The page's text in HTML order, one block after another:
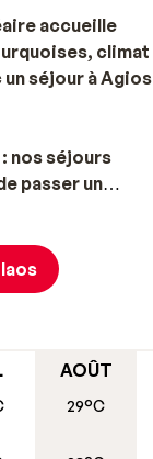
accueille
climat
séjour à Agios
nos séjours
passer un
appelé
de votre
la municipalité,
vous pourrez
AOÛT
29°C